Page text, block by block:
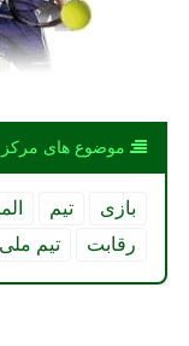
موضوع های
بازی تیم
رقابت
تیم ملی